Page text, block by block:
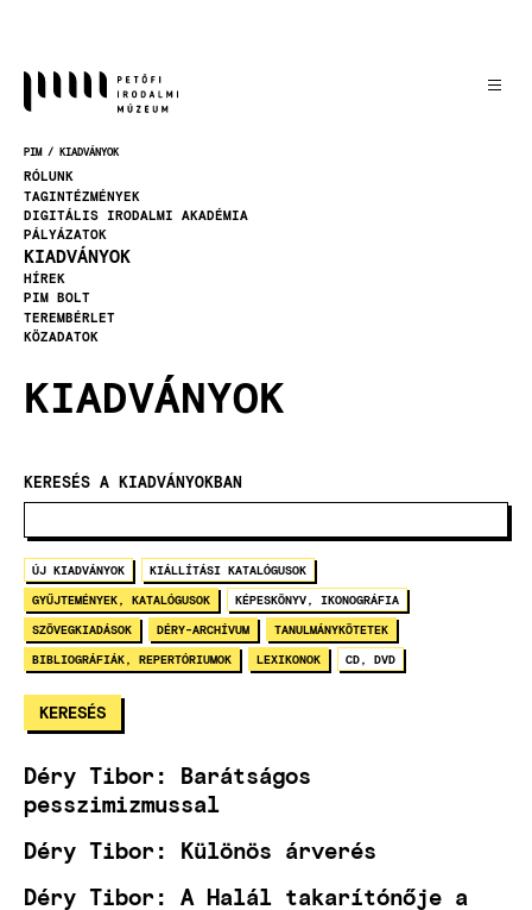
MORZSA
PIM KIADVÁNYOK
RÓLUNK
TAGINTÉZMÉNYEK
DIGITÁLIS IRODALMI AKADÉMIA
PÁLYÁZATOK
KIADVÁNYOK
HÍREK
PIM BOLT
TEREMBÉRLET
KÖZADATOK
KIADVÁNYOK
KERESÉS A KIADVÁNYOKBAN
ÚJ KIADVÁNYOK KIÁLLÍTÁSI KATALÓGUSOK
GYŰJTEMÉNYEK, KATALÓGUSOK KÉPESKÖNYV, IKONOGRÁFIA
SZÖVEGKIADÁSOK DÉRY-ARCHÍVUM TANULMÁNYKÖTETEK
BIBLIOGRÁFIÁK, REPERTÓRIUMOK LEXIKONOK CD, DVD
Déry Tibor: Barátságos
pesszimizmussal
Déry Tibor: Különös árverés
Déry Tibor: A Halál takarítónője a